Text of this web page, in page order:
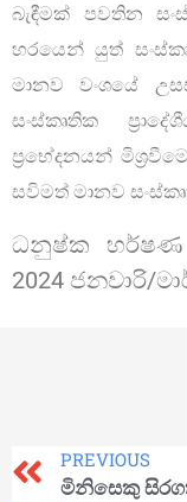
බැඳීමක් පවතින
හරයෙන් යුත්
මානව වංශයේ
සංස්කෘතික
ප්‍රභේදනයන්
සවිමත් මානව
ධනුෂ්ක හර්ෂණ
2024 ජනවාරි/
PREVIOUS